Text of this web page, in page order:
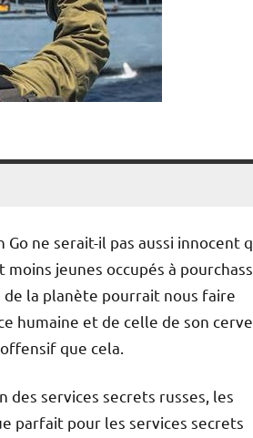
ne serait-il pas aussi innocent
moins jeunes occupés à
la planète pourrait nous faire
humaine et de celle de son
que cela.
des services secrets russes, les
parfait pour les services secrets